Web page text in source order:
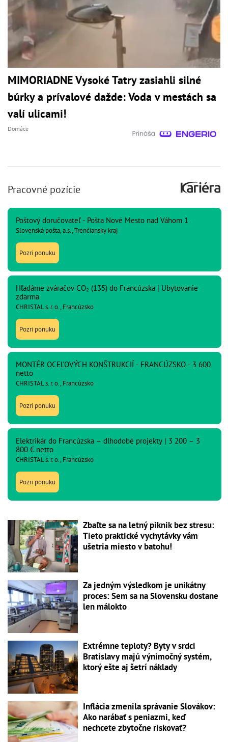
MIMORIADNE Vysoké Tatry zasiahli silné
búrky a prívalové dažde: Voda v mestách sa
valí ulicami!
Domáce
Pracovné pozície
Poštový doručovateľ - Pošta Nové Mesto nad Váhom 1
Slovenská pošta, a.s., Trenčiansky kraj
Pozri ponuku
Hľadáme zváračov CO₂ (135) do Francúzska | Ubytovanie
zdarma
CHRISTAL s. r. o., Francúzsko
Pozri ponuku
MONTÉR OCEĽOVÝCH KONŠTRUKCIÍ - FRANCÚZSKO - 3 600
netto
CHRISTAL s. r. o., Francúzsko
Pozri ponuku
Elektrikár do Francúzska – dlhodobé projekty | 3 200 – 3
800 € netto
CHRISTAL s. r. o., Francúzsko
Pozri ponuku
Zbaľte sa na letný piknik bez stresu:
Tieto praktické vychytávky vám
ušetria miesto v batohu!
Za jedným výsledkom je unikátny
proces: Sem sa na Slovensku dostane
len málokto
Extrémne teploty? Byty v srdci
Bratislavy majú výnimočný systém,
ktorý ešte aj šetrí náklady
Inflácia zmenila správanie Slovákov:
Ako narábať s peniazmi, keď
nechcete zbytočne riskovať?